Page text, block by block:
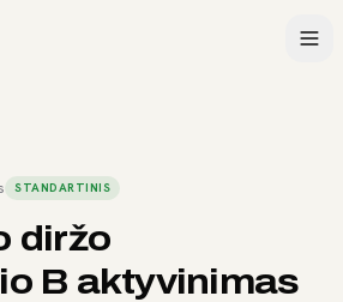
STANDARTINIS
diržo
B aktyvinimas